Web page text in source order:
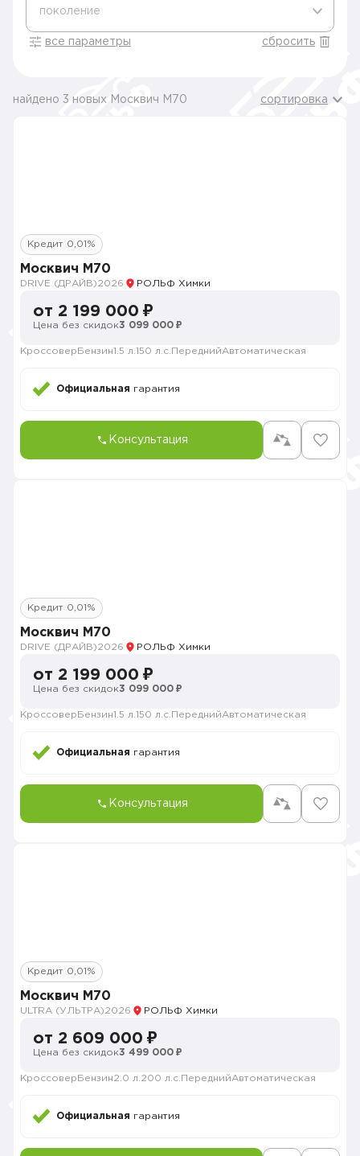
поколение
все параметры сбросить
найдено 3 новых Москвич М70 сортировка
Кредит 0,01%
Москвич М70
DRIVE (ДРАЙВ)2026 РОЛЬФ Химки
от 2 199 000 ₽
Цена без скидок3 099 000 ₽
Кроссовер Бензин1.5 л. 150 л.с. ПереднийАвтоматическая
Официальная гарантия
Консультация
Кредит 0,01%
Москвич М70
DRIVE (ДРАЙВ)2026 РОЛЬФ Химки
от 2 199 000 ₽
Цена без скидок3 099 000 ₽
Кроссовер Бензин1.5 л. 150 л.с. ПереднийАвтоматическая
Официальная гарантия
Консультация
Кредит 0,01%
Москвич М70
ULTRA (УЛЬТРА)2026 РОЛЬФ Химки
от 2 609 000 ₽
Цена без скидок3 499 000 ₽
Кроссовер Бензин2.0 л. 200 л.с. ПереднийАвтоматическая
Официальная гарантия